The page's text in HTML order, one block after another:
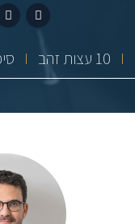
10 עצות זהב